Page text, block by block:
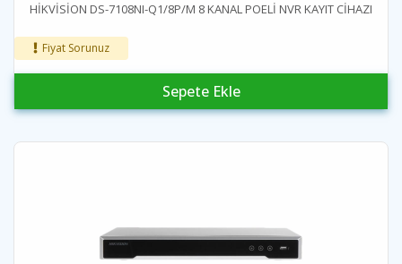
HİKVİSİON DS-7108NI-Q1/8P/M 8 KANAL POELİ NVR KAYIT CİHAZI
Fiyat Sorunuz
Sepete Ekle